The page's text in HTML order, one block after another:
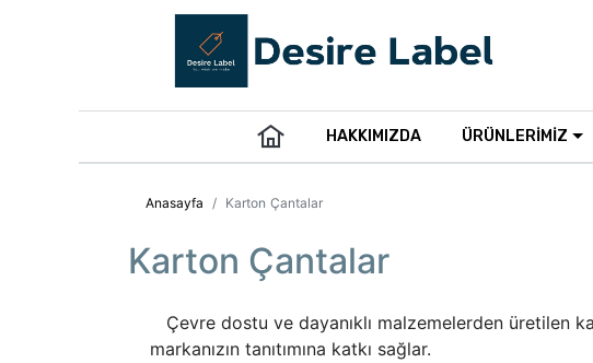
HAKKIMIZDA ÜRÜNLERİMİZ
Anasayfa Karton Çantalar
Karton Çantalar
Çevre dostu ve dayanıklı malzemelerden üretilen
markanızın tanıtımına katkı sağlar.